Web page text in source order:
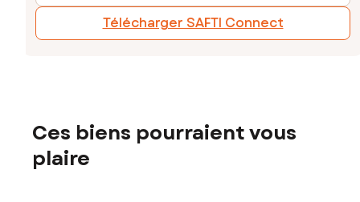
Télécharger SAFTI Connect
Ces biens pourraient vous
plaire